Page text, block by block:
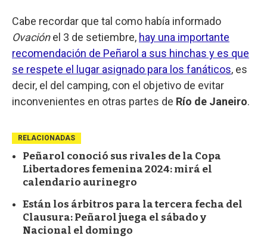
Cabe recordar que tal como había informado
Ovaciónel 3 de setiembre, hay una importante
recomendación de Peñarol a sus hinchas y es que
se respete el lugar asignado para los fanáticos, es
decir, el del camping, con el objetivo de evitar
inconvenientes en otras partes de Río de Janeiro.
RELACIONADAS
Peñarol conoció sus rivales de la Copa
Libertadores femenina 2024: mirá el
calendario aurinegro
Están los árbitros para la tercera fecha del
Clausura: Peñarol juega el sábado y
Nacional el domingo